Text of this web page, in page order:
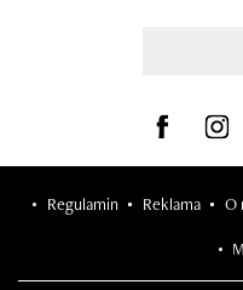
Visit us onVisit
Regulamin Reklama O